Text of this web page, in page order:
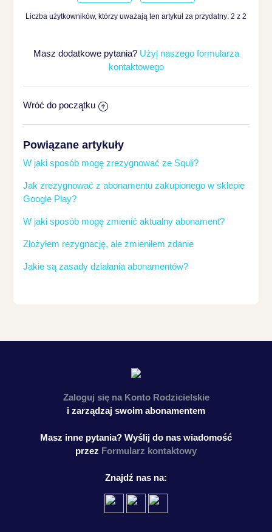
Liczba użytkowników, którzy uważają ten artykuł za przydatny: 2 z 2
Masz dodatkowe pytania? Użyj naszego formularza
kontaktowego
Wróć do początku
Powiązane artykuły
W jaki sposób mogę zrezygnować ze Squli?
Jak zrezygnować z abonamentu zakupionego w sklepie
Google Play?
W jaki sposób mogę zmienić aktualny abonament?
Złożyłem rezygnację, ale zmieniłem zdanie
Jakie są zasady działania abonamentów?
Zaloguj się na Konto Rodzicielskie
i zarządzaj swoim abonamentem
Masz inne pytania? Wyślij do nas wiadomość
przez Formularz kontaktowy
Znajdź nas na: